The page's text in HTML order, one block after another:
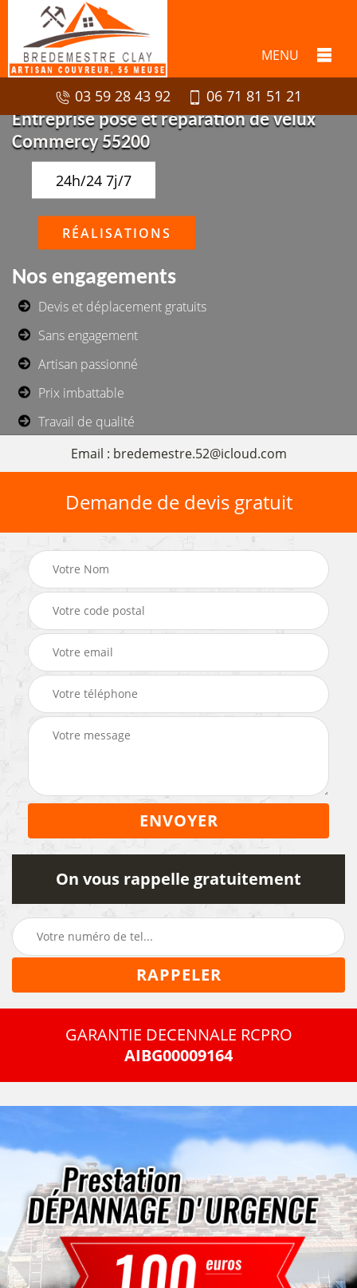
MENU
03 59 28 43 92
06 71 81 51 21
Entreprise pose et réparation de velux
Commercy 55200
24h/24 7j/7
RÉALISATIONS
Nos engagements
Devis et déplacement gratuits
Sans engagement
Artisan passionné
Prix imbattable
Travail de qualité
Email : bredemestre.52@icloud.com
Demande de devis gratuit
On vous rappelle gratuitement
GARANTIE DECENNALE RCPRO
AIBG00009164